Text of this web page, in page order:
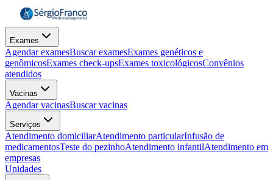
Exames
Agendar examesBuscar examesExames genéticos e
genômicosExames check-upsExames toxicológicosConvênios
atendidos
Vacinas
Agendar vacinasBuscar vacinas
Serviços
Atendimento domiciliarAtendimento particularInfusão de
medicamentosTeste do pezinhoAtendimento infantilAtendimento em
empresas
Unidades